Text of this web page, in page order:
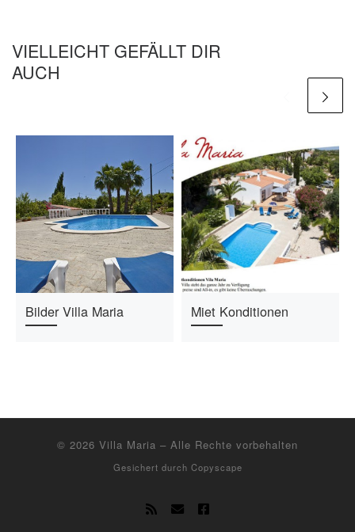
VIELLEICHT GEFÄLLT DIR
AUCH
Bilder Villa Maria Miet Konditionen
© 2026 Villa Maria – Alle Rechte vorbehalten
Gesichert durch Copyscape